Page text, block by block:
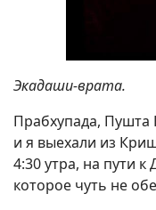
Экадаши-врата.
Прабхупада, Пушта
и я выехали из
4:30 утра, на пути
которое чуть не